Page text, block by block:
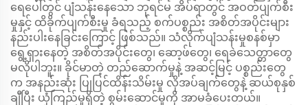
ရေပေါ်တွင် ပျံသန်းနေသော ဘုရင်မ အိပ်ရာတွင် အဝတ်ပျက်စီး
မှုနှင့် ထိခိုက်ပျက်စီးမှု ခံရသည့် စက်ပစ္စည်း အစိတ်အပိုင်းများ
နည်းပါးနေခြင်းကြောင့် ဖြစ်သည်။ သံလိုက်ပျံသန်းမှုစနစ်မှာ
ရွေ့ရှားနေတဲ့ အစိတ်အပိုင်းတွေ၊ ဆော့ဖ်တွေ၊ ရေခဲသေတ္တာတွေ
မလိုပါဘူး။ ခိုင်မာတဲ့ တည်ဆောက်မှုနဲ့ အဆင့်မြင့် ပစ္စည်းတွေ
က အနည်းဆုံး ပြုပြင်ထိန်းသိမ်းမှု လိုအပ်ချက်တွေနဲ့ ဆယ်စုနှစ်
ချီပြီး ယုံကြည်မှုရှိတဲ့ စွမ်းဆောင်မှုကို အာမခံပေးတယ်။